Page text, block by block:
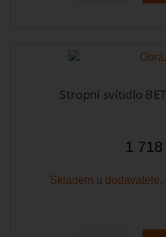
Stropní svítidlo
1
Skladem u